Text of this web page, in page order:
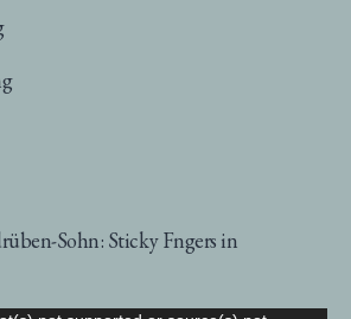
Sohn: Sticky Fngers in